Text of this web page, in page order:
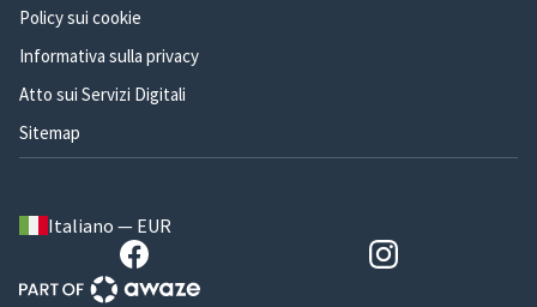
Policy sui cookie
Informativa sulla privacy
Atto sui Servizi Digitali
Sitemap
Italiano — EUR